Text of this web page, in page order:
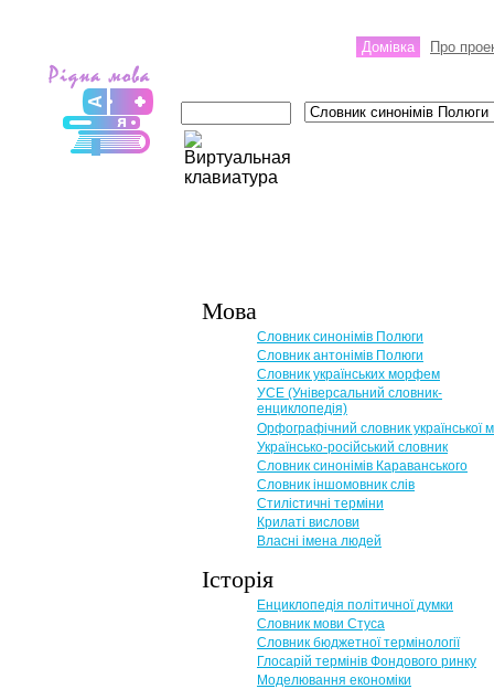
Домівка Про
Мова
Словник синонімів Полюги
Словник антонімів Полюги
Словник українських морфем
УСЕ (Універсальний словник-
енциклопедія)
Орфографічний словник української
Українсько-російський словник
Словник синонімів Караванського
Словник іншомовник слів
Стилістичні терміни
Крилаті вислови
Власні імена людей
Історія
Енциклопедія політичної думки
Словник мови Стуса
Словник бюджетної термінології
Глосарій термінів Фондового ринку
Моделювання економіки